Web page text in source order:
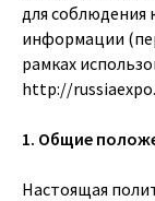
для
информации
рамках
http://
1. Общие
Настоящая